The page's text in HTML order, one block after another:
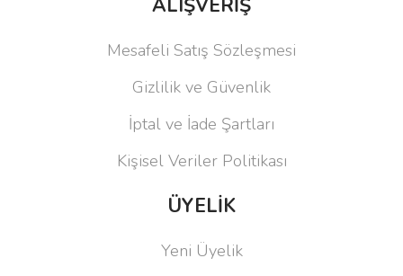
ALIŞVERİŞ
Mesafeli Satış Sözleşmesi
Gizlilik ve Güvenlik
İptal ve İade Şartları
Kişisel Veriler Politikası
ÜYELİK
Yeni Üyelik